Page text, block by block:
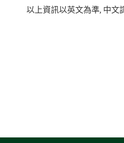
以上資訊以英文為準, 中文